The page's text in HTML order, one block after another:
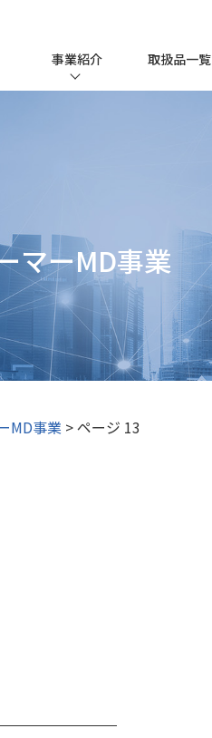
事業紹介
取扱品一覧
iPROS
エレクトロニクス事業
特設サイト
取扱品一覧
マーMD事業
MD事業 >ページ 13